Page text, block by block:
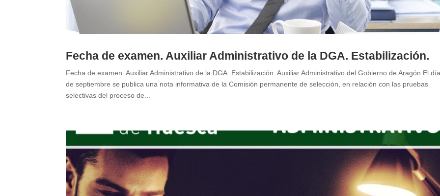
Fecha de examen. Auxiliar Administrativo de la DGA. Estabilización.
Fecha de examen. Auxiliar Administrativo de la DGA. Estabilización. Auxiliar Administrativo del Gobierno de Aragón El
de septiembre se publica una nota informativa de la Comisión permanente de selección, en relación con las pruebas
selectivas del proceso de...